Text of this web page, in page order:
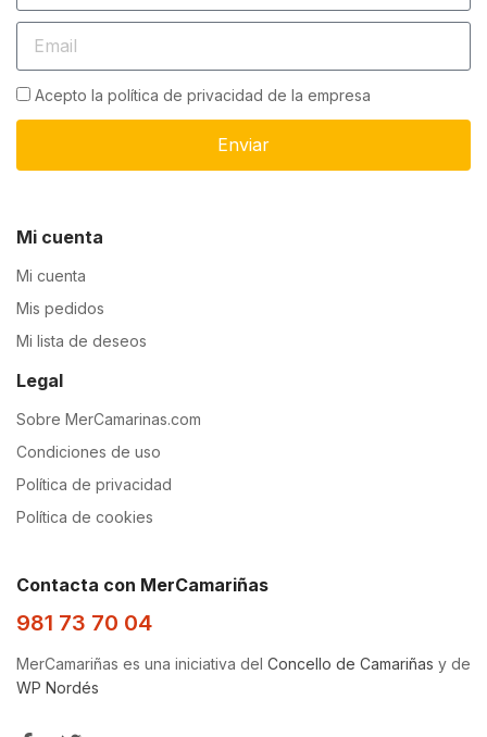
Acepto la política de privacidad de la empresa
Enviar
Mi cuenta
Mi cuenta
Mis pedidos
Mi lista de deseos
Legal
Sobre MerCamarinas.com
Condiciones de uso
Política de privacidad
Política de cookies
Contacta con MerCamariñas
981 73 70 04
MerCamariñas es una iniciativa del Concello de Camariñas y de
WP Nordés